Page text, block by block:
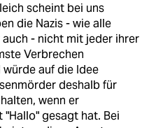
scheint bei uns
die Nazis - wie alle
- nicht mit jeder ihrer
Verbrechen
auf die Idee
deshalb für
wenn er
gesagt hat. Bei